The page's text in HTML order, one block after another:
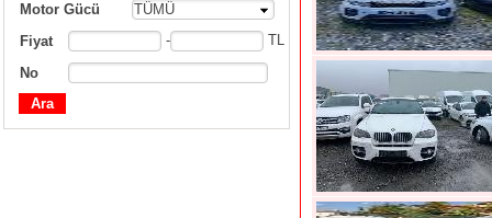
Motor Gücü
TÜMÜ
Fiyat
- TL
No